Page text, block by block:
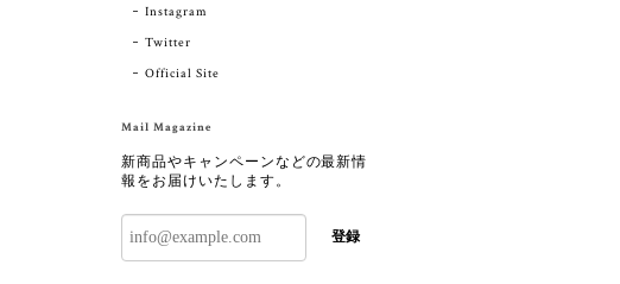
Instagram
Twitter
Official Site
Mail Magazine
新商品やキャンペーンなどの最新情
報をお届けいたします。
登録